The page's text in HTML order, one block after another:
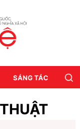
SÁNG TÁC